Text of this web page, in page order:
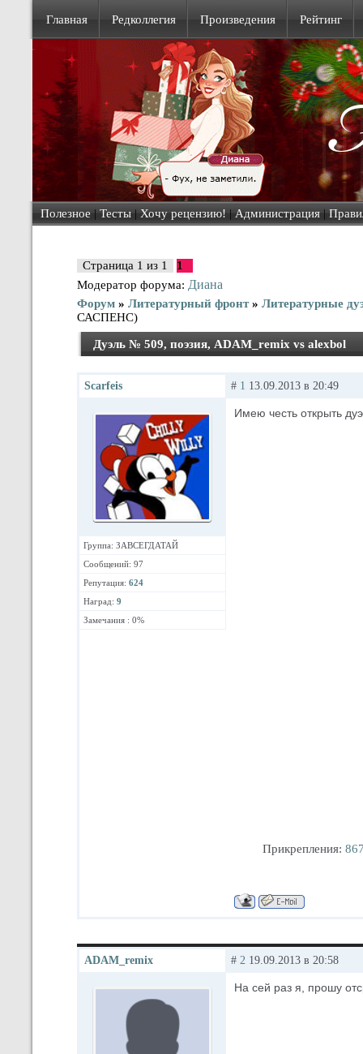
Главная Редколлегия Произведения Рейтинг
Полезное | Тесты | Хочу рецензию! | Администрация |
Страница 1 из 1
1
Модератор форума: Диана
Форум » Литературный фронт » Литературные
САСПЕНС)
Дуэль № 509, поэзия, ADAM_remix vs alexbol
Scarfeis
Группа: ЗАВСЕГДАТАЙ
Сообщений: 97
Репутация: 624
Наград: 9
Замечания : 0%
# 1 13.09.2013 в 20:49
Имею честь открыть
Прикрепления:
ADAM_remix # 2 19.09.2013 в 20:58
На сей раз я, прошу